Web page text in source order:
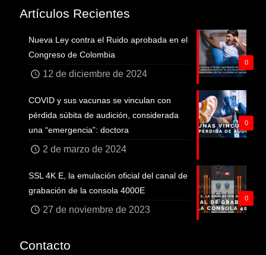
Artículos Recientes
0
Nueva Ley contra el Ruido aprobada en el
Congreso de Colombia
12 de diciembre de 2024
0
COVID y sus vacunas se vinculan con
pérdida súbita de audición, considerada
una “emergencia”: doctora
2 de marzo de 2024
0
SSL 4K E, la emulación oficial del canal de
grabación de la consola 4000E
27 de noviembre de 2023
Contacto